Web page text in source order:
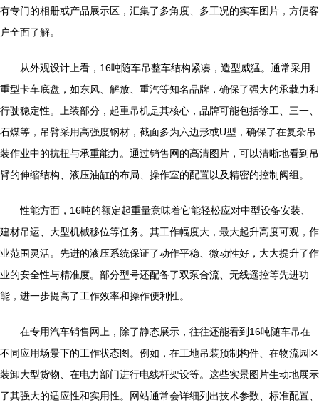
有专门的相册或产品展示区，汇集了多角度、多工况的实车图片，方便客
户全面了解。
从外观设计上看，16吨随车吊整车结构紧凑，造型威猛。通常采用
重型卡车底盘，如东风、解放、重汽等知名品牌，确保了强大的承载力和
行驶稳定性。上装部分，起重吊机是其核心，品牌可能包括徐工、三一、
石煤等，吊臂采用高强度钢材，截面多为六边形或U型，确保了在复杂吊
装作业中的抗扭与承重能力。通过销售网的高清图片，可以清晰地看到吊
臂的伸缩结构、液压油缸的布局、操作室的配置以及精密的控制阀组。
性能方面，16吨的额定起重量意味着它能轻松应对中型设备安装、
建材吊运、大型机械移位等任务。其工作幅度大，最大起升高度可观，作
业范围灵活。先进的液压系统保证了动作平稳、微动性好，大大提升了作
业的安全性与精准度。部分型号还配备了双泵合流、无线遥控等先进功
能，进一步提高了工作效率和操作便利性。
在专用汽车销售网上，除了静态展示，往往还能看到16吨随车吊在
不同应用场景下的工作状态图。例如，在工地吊装预制构件、在物流园区
装卸大型货物、在电力部门进行电线杆架设等。这些实景图片生动地展示
了其强大的适应性和实用性。网站通常会详细列出技术参数、标准配置、